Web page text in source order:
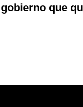
gobierno que